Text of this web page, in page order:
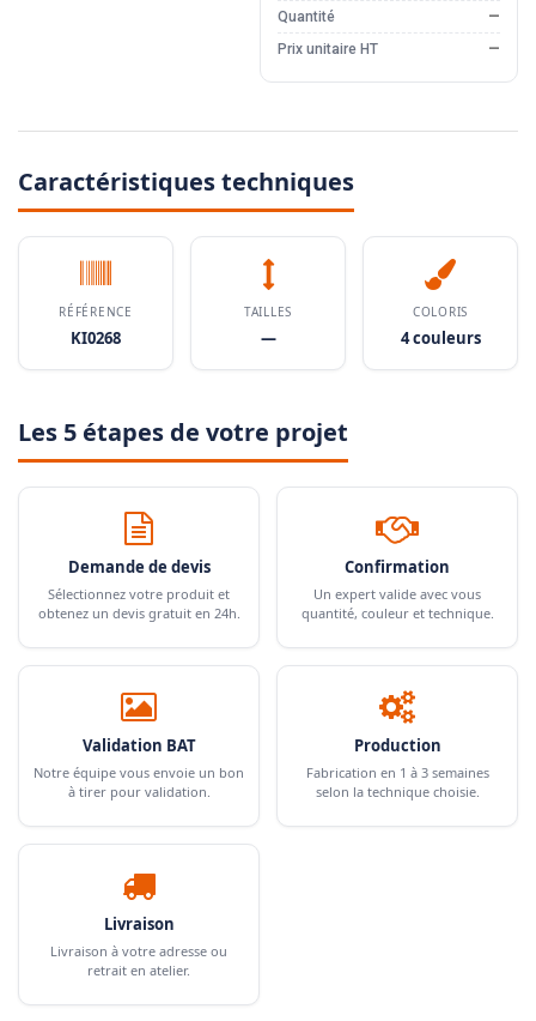
Quantité
—
Prix unitaire HT
—
Caractéristiques techniques
RÉFÉRENCE
KI0268
TAILLES
—
COLORIS
4 couleurs
Les 5 étapes de votre projet
Demande de devis
Sélectionnez votre produit et
obtenez un devis gratuit en 24h.
Confirmation
Un expert valide avec vous
quantité, couleur et technique.
Validation BAT
Notre équipe vous envoie un bon
à tirer pour validation.
Production
Fabrication en 1 à 3 semaines
selon la technique choisie.
Livraison
Livraison à votre adresse ou
retrait en atelier.